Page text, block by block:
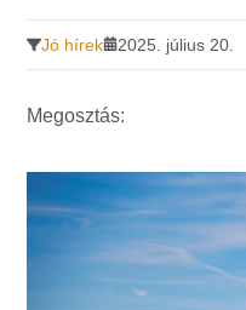
Jó hírek 2025. július 20.
Megosztás: